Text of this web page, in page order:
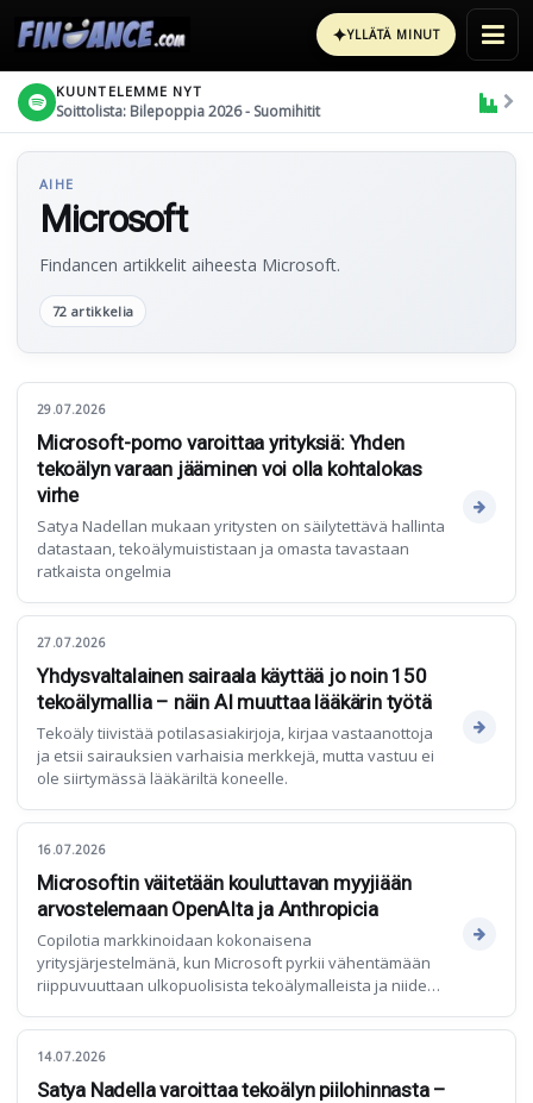
✦YLLÄTÄ MINUT
KUUNTELEMME NYT
Soittolista: Bilepoppia 2026 - Suomihitit
AIHE
Microsoft
Findancen artikkelit aiheesta Microsoft.
72 artikkelia
29.07.2026
Microsoft-pomo varoittaa yrityksiä: Yhden
tekoälyn varaan jääminen voi olla kohtalokas
virhe
Satya Nadellan mukaan yritysten on säilytettävä hallinta
datastaan, tekoälymuististaan ja omasta tavastaan
ratkaista ongelmia
27.07.2026
Yhdysvaltalainen sairaala käyttää jo noin 150
tekoälymallia – näin AI muuttaa lääkärin työtä
Tekoäly tiivistää potilasasiakirjoja, kirjaa vastaanottoja
ja etsii sairauksien varhaisia merkkejä, mutta vastuu ei
ole siirtymässä lääkäriltä koneelle.
16.07.2026
Microsoftin väitetään kouluttavan myyjiään
arvostelemaan OpenAIta ja Anthropicia
Copilotia markkinoidaan kokonaisena
yritysjärjestelmänä, kun Microsoft pyrkii vähentämään
riippuvuuttaan ulkopuolisista tekoälymalleista ja niiden
14.07.2026
Satya Nadella varoittaa tekoälyn piilohinnasta –